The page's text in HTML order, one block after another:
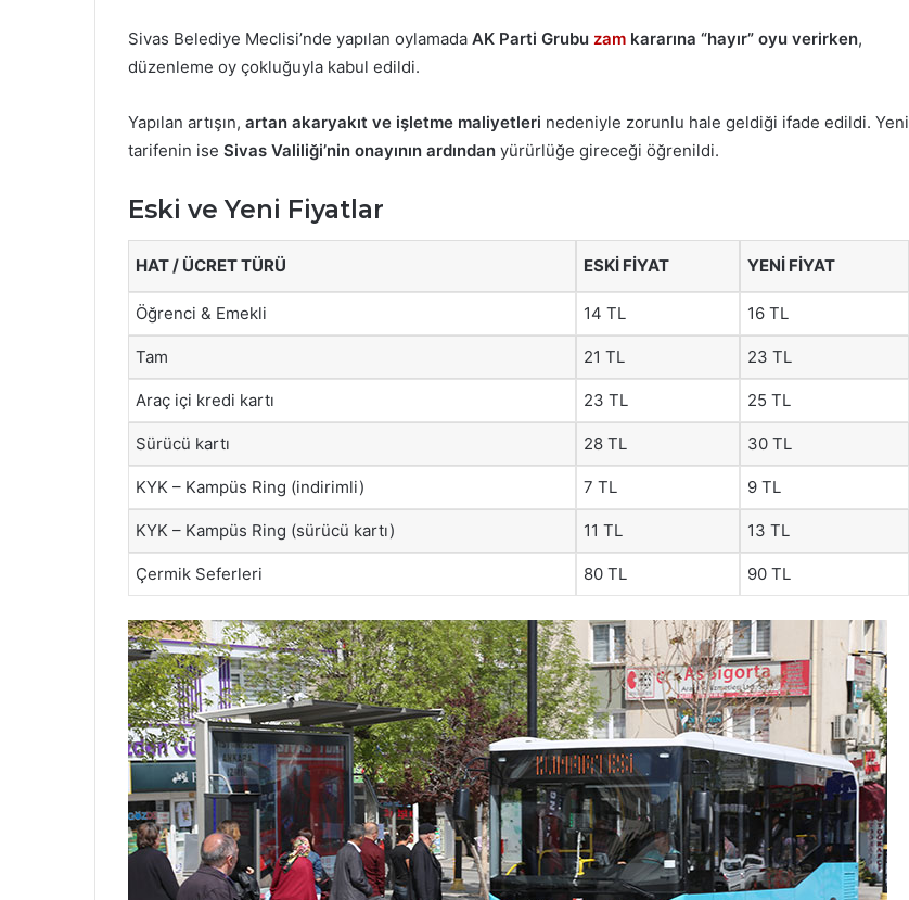
Sivas Belediye Meclisi’nde yapılan oylamada AK Parti Grubu zam kararına “hayır” oyu verirken,
düzenleme oy çokluğuyla kabul edildi.
Yapılan artışın, artan akaryakıt ve işletme maliyetleri nedeniyle zorunlu hale geldiği ifade edildi. Yeni
tarifenin ise Sivas Valiliği’nin onayının ardından yürürlüğe gireceği öğrenildi.
Eski ve Yeni Fiyatlar
HAT / ÜCRET TÜRÜ ESKI FIYAT YENI FIYAT
Öğrenci & Emekli 14 TL 16 TL
Tam 21 TL 23 TL
Araç içi kredi kartı 23 TL 25 TL
Sürücü kartı 28 TL 30 TL
KYK – Kampüs Ring (indirimli) 7 TL 9 TL
KYK – Kampüs Ring (sürücü kartı) 11 TL 13 TL
Çermik Seferleri 80 TL 90 TL